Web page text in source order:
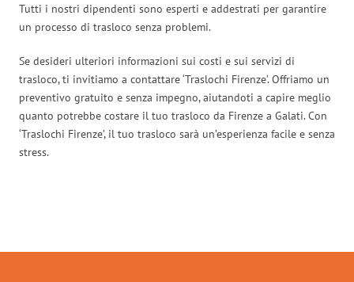
Tutti i nostri dipendenti sono esperti e addestrati per garantire
un processo di trasloco senza problemi.
Se desideri ulteriori informazioni sui costi e sui servizi di
trasloco, ti invitiamo a contattare ‘Traslochi Firenze’. Offriamo un
preventivo gratuito e senza impegno, aiutandoti a capire meglio
quanto potrebbe costare il tuo trasloco da Firenze a Galati. Con
‘Traslochi Firenze’, il tuo trasloco sarà un’esperienza facile e senza
stress.